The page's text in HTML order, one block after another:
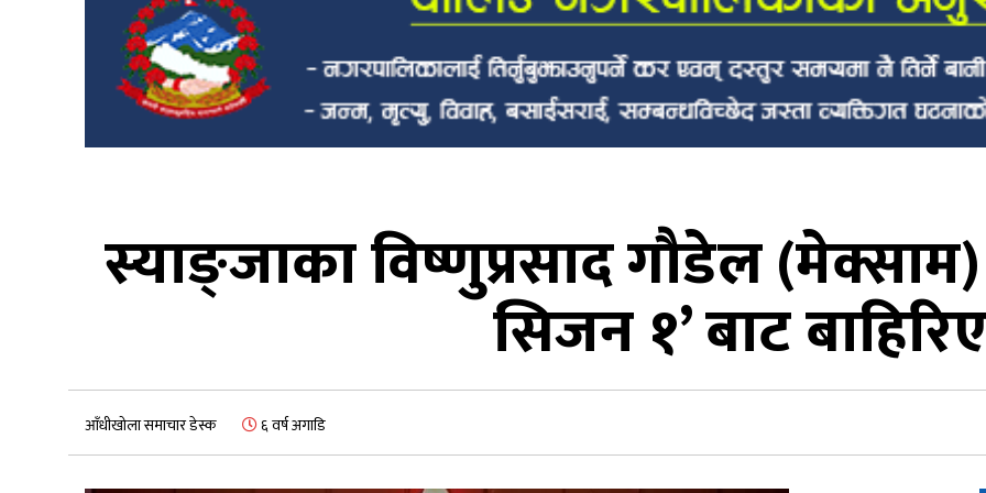
स्याङ्जाका विष्णुप्रसाद गौडेल
सिजन १’ बाट बाहिरिए
आँधीखोला समाचार डेस्क ६ वर्ष अगाडि